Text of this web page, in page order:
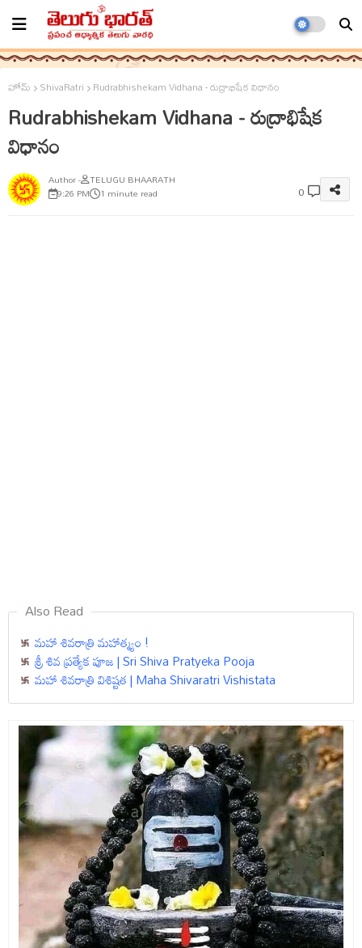
హోమ్ ShivaRatri Rudrabhishekam Vidhana - రుద్రాభిషేక విధానం
Rudrabhishekam Vidhana - రుద్రాభిషేక
విధానం
TELUGU BHAARATH
9:26 PM 1 minute read 0
Also Read
మహా శివరాత్రి మహాత్మ్యం !
శ్రీ శివ ప్రత్యేక పూజ | Sri Shiva Pratyeka Pooja
మహా శివరాత్రి విశిష్టత | Maha Shivaratri Vishistata